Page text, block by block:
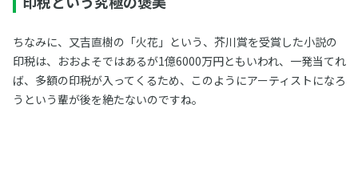
ちなみに、又吉直樹の「火花」という、芥川賞を受賞した小説の
印税は、おおよそではあるが1億6000万円ともいわれ、一発当てれ
ば、多額の印税が入ってくるため、このようにアーティストになろ
うという輩が後を絶たないのですね。